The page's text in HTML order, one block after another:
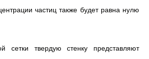
частиц также будет равна нулю
сетки твердую стенку представляют